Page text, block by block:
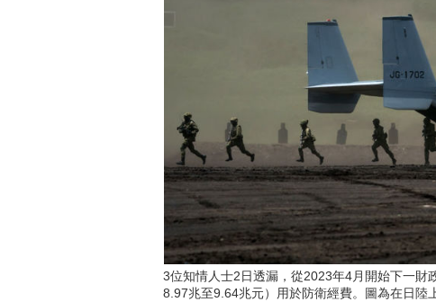
3位知情人士2日透漏，從2023年4月開始下一財
8.97兆至9.64兆元）用於防衛經費。圖為在日陸